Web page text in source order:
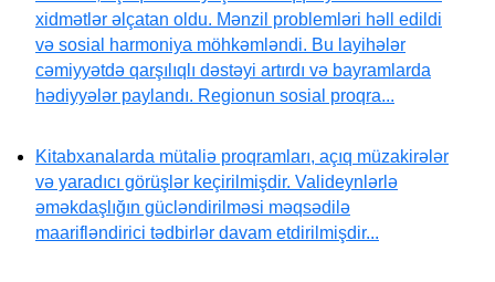
xidmətlər əlçatan oldu. Mənzil problemləri həll edildi
və sosial harmoniya möhkəmləndi. Bu layihələr
cəmiyyətdə qarşılıqlı dəstəyi artırdı və bayramlarda
hədiyyələr paylandı. Regionun sosial proqra...
Kitabxanalarda mütaliə proqramları, açıq müzakirələr
və yaradıcı görüşlər keçirilmişdir. Valideynlərlə
əməkdaşlığın gücləndirilməsi məqsədilə
maarifləndirici tədbirlər davam etdirilmişdir...